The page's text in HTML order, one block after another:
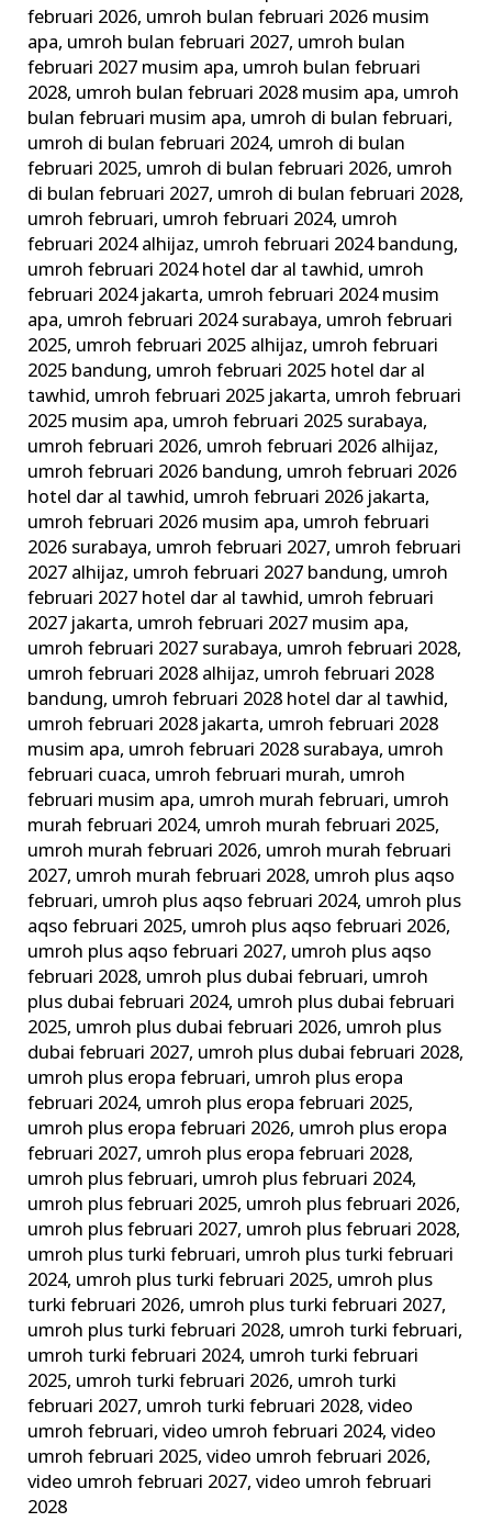
februari 2026, umroh bulan februari 2026 musim
apa, umroh bulan februari 2027, umroh bulan
februari 2027 musim apa, umroh bulan februari
2028, umroh bulan februari 2028 musim apa, umroh
bulan februari musim apa, umroh di bulan februari,
umroh di bulan februari 2024, umroh di bulan
februari 2025, umroh di bulan februari 2026, umroh
di bulan februari 2027, umroh di bulan februari 2028,
umroh februari, umroh februari 2024, umroh
februari 2024 alhijaz, umroh februari 2024 bandung,
umroh februari 2024 hotel dar al tawhid, umroh
februari 2024 jakarta, umroh februari 2024 musim
apa, umroh februari 2024 surabaya, umroh februari
2025, umroh februari 2025 alhijaz, umroh februari
2025 bandung, umroh februari 2025 hotel dar al
tawhid, umroh februari 2025 jakarta, umroh februari
2025 musim apa, umroh februari 2025 surabaya,
umroh februari 2026, umroh februari 2026 alhijaz,
umroh februari 2026 bandung, umroh februari 2026
hotel dar al tawhid, umroh februari 2026 jakarta,
umroh februari 2026 musim apa, umroh februari
2026 surabaya, umroh februari 2027, umroh februari
2027 alhijaz, umroh februari 2027 bandung, umroh
februari 2027 hotel dar al tawhid, umroh februari
2027 jakarta, umroh februari 2027 musim apa,
umroh februari 2027 surabaya, umroh februari 2028,
umroh februari 2028 alhijaz, umroh februari 2028
bandung, umroh februari 2028 hotel dar al tawhid,
umroh februari 2028 jakarta, umroh februari 2028
musim apa, umroh februari 2028 surabaya, umroh
februari cuaca, umroh februari murah, umroh
februari musim apa, umroh murah februari, umroh
murah februari 2024, umroh murah februari 2025,
umroh murah februari 2026, umroh murah februari
2027, umroh murah februari 2028, umroh plus aqso
februari, umroh plus aqso februari 2024, umroh plus
aqso februari 2025, umroh plus aqso februari 2026,
umroh plus aqso februari 2027, umroh plus aqso
februari 2028, umroh plus dubai februari, umroh
plus dubai februari 2024, umroh plus dubai februari
2025, umroh plus dubai februari 2026, umroh plus
dubai februari 2027, umroh plus dubai februari 2028,
umroh plus eropa februari, umroh plus eropa
februari 2024, umroh plus eropa februari 2025,
umroh plus eropa februari 2026, umroh plus eropa
februari 2027, umroh plus eropa februari 2028,
umroh plus februari, umroh plus februari 2024,
umroh plus februari 2025, umroh plus februari 2026,
umroh plus februari 2027, umroh plus februari 2028,
umroh plus turki februari, umroh plus turki februari
2024, umroh plus turki februari 2025, umroh plus
turki februari 2026, umroh plus turki februari 2027,
umroh plus turki februari 2028, umroh turki februari,
umroh turki februari 2024, umroh turki februari
2025, umroh turki februari 2026, umroh turki
februari 2027, umroh turki februari 2028,video
umroh februari,video umroh februari 2024,video
umroh februari 2025,video umroh februari 2026,
video umroh februari 2027,video umroh februari
2028